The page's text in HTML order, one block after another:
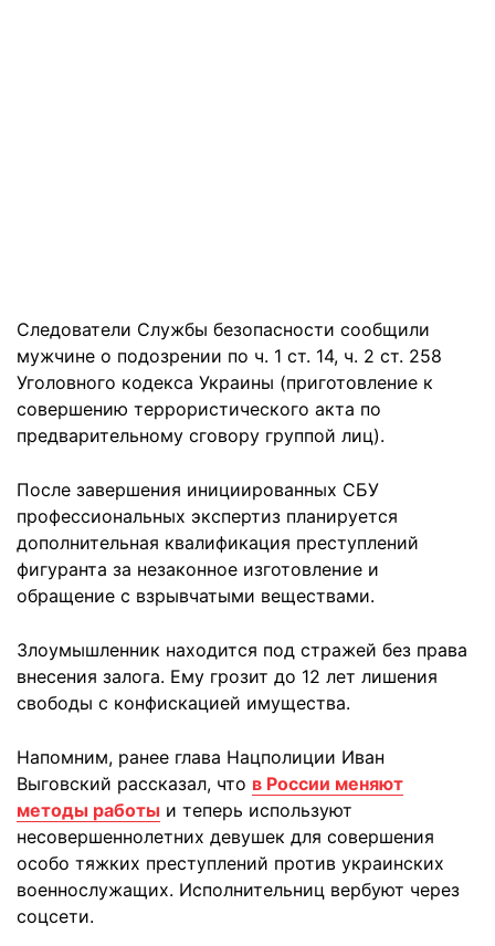
Следователи Службы безопасности сообщили
мужчине о подозрении по ч. 1 ст. 14, ч. 2 ст. 258
Уголовного кодекса Украины (приготовление к
совершению террористического акта по
предварительному сговору группой лиц).
После завершения инициированных СБУ
профессиональных экспертиз планируется
дополнительная квалификация преступлений
фигуранта за незаконное изготовление и
обращение с взрывчатыми веществами.
Злоумышленник находится под стражей без права
внесения залога. Ему грозит до 12 лет лишения
свободы с конфискацией имущества.
Напомним, ранее глава Нацполиции Иван
Выговский рассказал, что в России меняют
методы работы и теперь используют
несовершеннолетних девушек для совершения
особо тяжких преступлений против украинских
военнослужащих. Исполнительниц вербуют через
соцсети.